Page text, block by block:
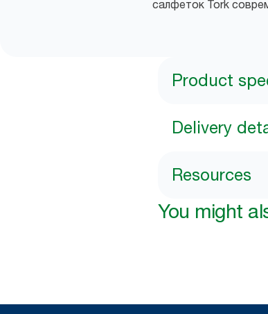
салфеток Tork
Product
Delivery
Resources
You might